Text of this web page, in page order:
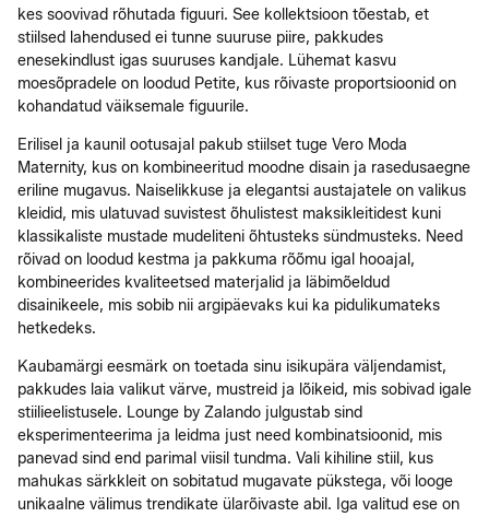
kes soovivad rõhutada figuuri. See kollektsioon tõestab, et
stiilsed lahendused ei tunne suuruse piire, pakkudes
enesekindlust igas suuruses kandjale. Lühemat kasvu
moesõpradele on loodud Petite, kus rõivaste proportsioonid on
kohandatud väiksemale figuurile.
Erilisel ja kaunil ootusajal pakub stiilset tuge Vero Moda
Maternity, kus on kombineeritud moodne disain ja rasedusaegne
eriline mugavus. Naiselikkuse ja elegantsi austajatele on valikus
kleidid, mis ulatuvad suvistest õhulistest maksikleitidest kuni
klassikaliste mustade mudeliteni õhtusteks sündmusteks. Need
rõivad on loodud kestma ja pakkuma rõõmu igal hooajal,
kombineerides kvaliteetsed materjalid ja läbimõeldud
disainikeele, mis sobib nii argipäevaks kui ka pidulikumateks
hetkedeks.
Kaubamärgi eesmärk on toetada sinu isikupära väljendamist,
pakkudes laia valikut värve, mustreid ja lõikeid, mis sobivad igale
stiilieelistusele. Lounge by Zalando julgustab sind
eksperimenteerima ja leidma just need kombinatsioonid, mis
panevad sind end parimal viisil tundma. Vali kihiline stiil, kus
mahukas särkkleit on sobitatud mugavate pükstega, või looge
unikaalne välimus trendikate ülarõivaste abil. Iga valitud ese on